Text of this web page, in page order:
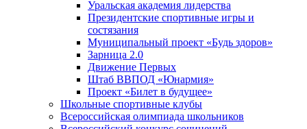
Уральская академия лидерства
Президентские спортивные игры и
состязания
Муниципальный проект «Будь здоров»
Зарница 2.0
Движение Первых
Штаб ВВПОД «Юнармия»
Проект «Билет в будущее»
Школьные спортивные клубы
Всероссийская олимпиада школьников